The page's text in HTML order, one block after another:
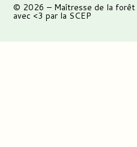
© 2026 – Maîtresse de la forêt
avec <3 par la SCEP